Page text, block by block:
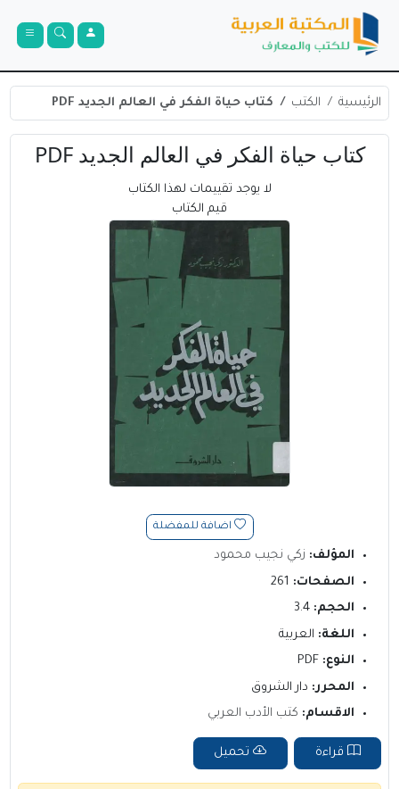
الرئيسية الكتب كتاب حياة الفكر في العالم الجديد PDF
كتاب حياة الفكر في العالم الجديد PDF
لا يوجد تقييمات لهذا الكتاب
قيم الكتاب
اضافة للمفضلة
المؤلف: زكي نجيب محمود
الصفحات:
الحجم:
اللغة: العربية
النوع:
المحرر: دار الشروق
الاقسام: كتب الأدب العربي
قراءة تحميل